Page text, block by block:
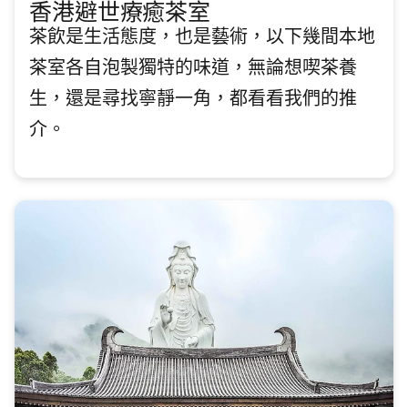
香港避世療癒茶室
茶飲是生活態度，也是藝術，以下幾間本地
茶室各自泡製獨特的味道，無論想喫茶養
生，還是尋找寧靜一角，都看看我們的推
介。